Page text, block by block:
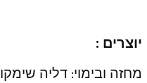
יוצרים :
מחזה ובימוי: דליה שימקו